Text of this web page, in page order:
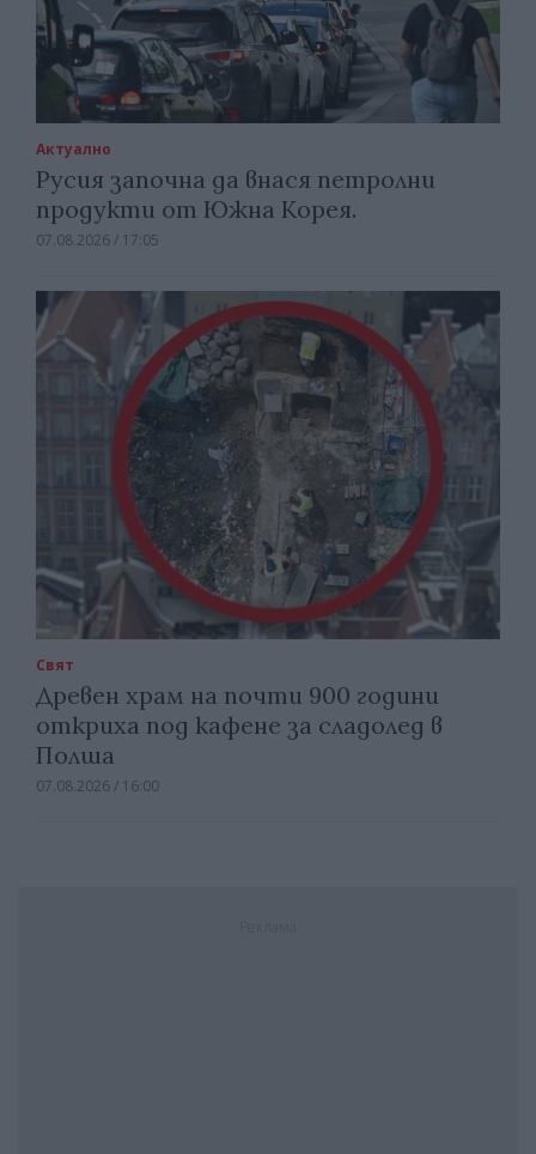
Актуално
Русия започна да внася петролни
продукти от Южна Корея.
07.08.2026 / 17:05
Свят
Древен храм на почти 900 години
откриха под кафене за сладолед в
Полша
07.08.2026 / 16:00